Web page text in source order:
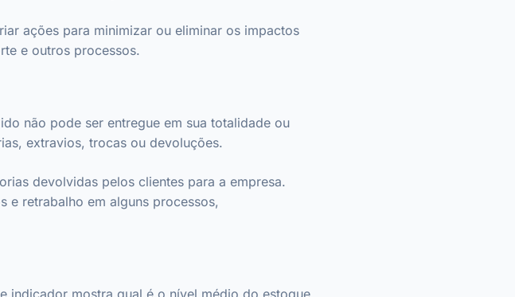
ações para minimizar ou eliminar os impactos
e outros processos.
não pode ser entregue em sua totalidade ou
extravios, trocas ou devoluções.
devolvidas pelos clientes para a empresa.
e retrabalho em alguns processos,
indicador mostra qual é o nível médio do estoque